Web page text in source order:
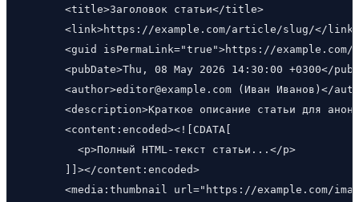
      <title>Заголовок статьи</title>
      <link>https://example.com/article/slug/</link>
<guid isPermaLink="true">https://example.com/
<pubDate>Thu, 08 May 2026 14:30:00 +0300</
<author>editor@example.com (Иван Иванов)</
<description>Краткое описание статьи для
      <content:encoded><![CDATA[
        <p>Полный HTML-текст статьи...</p>
      ]]></content:encoded>
<media:thumbnail url="https://example.com/